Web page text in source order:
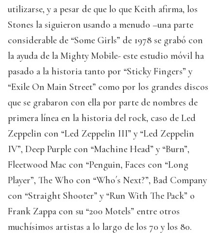
utilizarse, y a pesar de que lo que Keith afirma, los
Stones la siguieron usando a menudo –una parte
considerable de “Some Girls” de 1978 se grabó con
la ayuda de la Mighty Mobile- este estudio móvil ha
pasado a la historia tanto por “Sticky Fingers” y
“Exile On Main Street” como por los grandes discos
que se grabaron con ella por parte de nombres de
primera línea en la historia del rock, caso de Led
Zeppelin con “Led Zeppelin III” y “Led Zeppelin
IV”, Deep Purple con “Machine Head” y “Burn”,
Fleetwood Mac con “Penguin, Faces con “Long
Player”, The Who con “Who´s Next?”, Bad Company
con “Straight Shooter” y “Run With The Pack” o
Frank Zappa con su “200 Motels” entre otros
muchísimos artistas a lo largo de los 70 y los 80.